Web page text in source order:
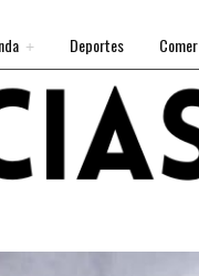
Deportes Comer